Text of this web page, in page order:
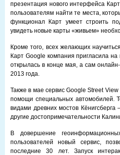
презентация нового интерфейса
пользователям найти те места,
функционал Карт умеет строить
увидеть новые карты «живьем»
Кроме того, всех желающих
Карт Google компания пригласила
открылась в конце мая, а сам
2013 года.
Также в мае сервис Google Street
помощи специальных автомобилей.
видами древних мостов
другие достопримечательности
В довершение
пользователей новый сервис,
последние 30 лет. Запуск